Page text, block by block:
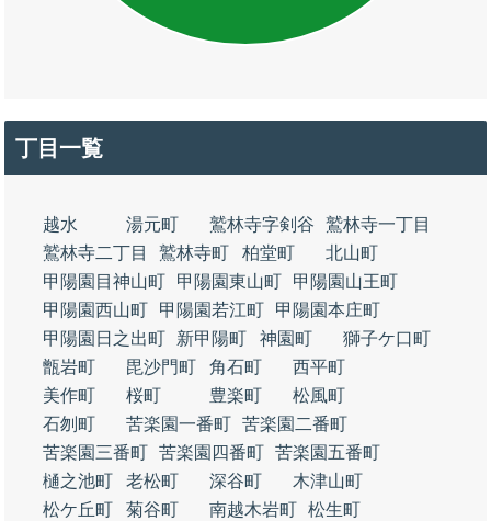
丁目一覧
越水 湯元町 鷲林寺字剣谷
鷲林寺一丁目
鷲林寺二丁目
鷲林寺町 柏堂町
北山町
甲陽園目神山町
甲陽園東山町
甲陽園山王町
甲陽園西山町
甲陽園若江町
甲陽園本庄町
甲陽園日之出町
新甲陽町 神園町
獅子ケ口町
甑岩町
毘沙門町 角石町
西平町
美作町
桜町 豊楽町
松風町
石刎町
苦楽園一番町 苦楽園二番町
苦楽園三番町 苦楽園四番町 苦楽園五番町
樋之池町
老松町 深谷町
木津山町
松ケ丘町
菊谷町 南越木岩町 松生町